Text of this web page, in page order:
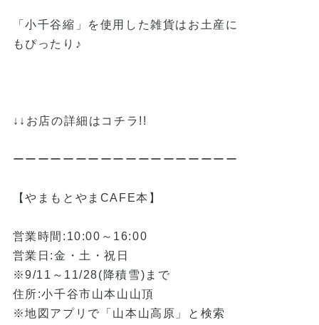
「小千谷縮」を使用した雑貨はお土産に
もぴったり♪
↓↓お店の詳細はコチラ!!
ーーーーーーーーーーーーーーーーーー
【やまもとやまCAFE本】
営業時間:10:00～16:00
営業日:金・土・祝日
※9/11～11/28(降積雪)まで
住所:小千谷市山本山山頂
※地図アプリで「山本山高原」と検索